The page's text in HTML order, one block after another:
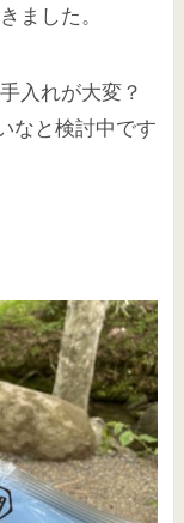
ました。
入れが大変？
なと検討中です